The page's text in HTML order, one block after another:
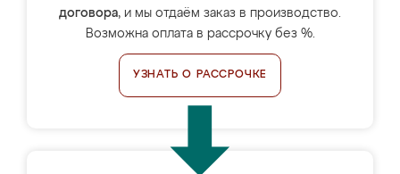
договора, и мы отдаём заказ в производство.
Возможна оплата в рассрочку без %.
УЗНАТЬ О РАССРОЧКЕ